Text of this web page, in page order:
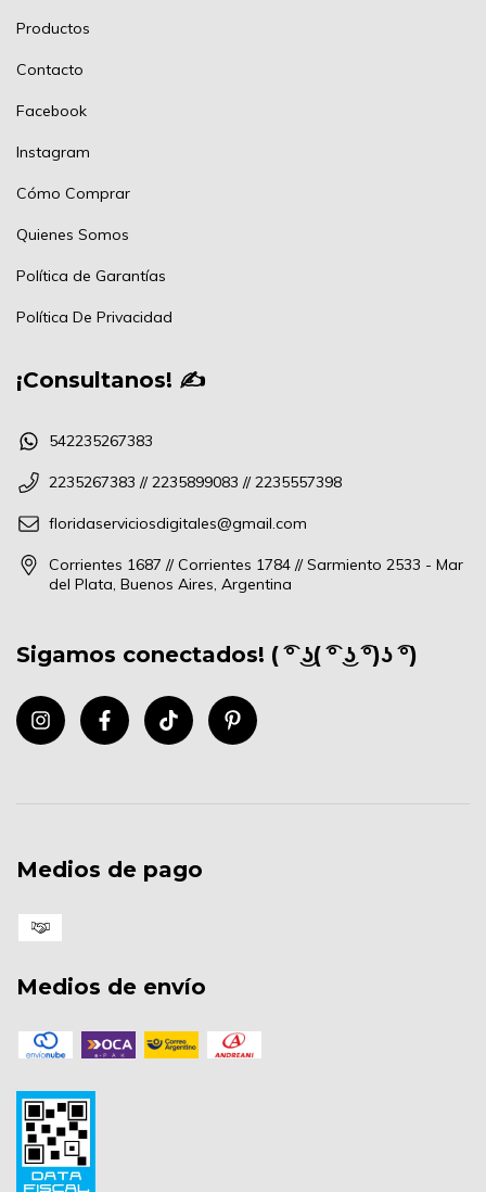
Productos
Contacto
Facebook
Instagram
Cómo Comprar
Quienes Somos
Política de Garantías
Política De Privacidad
¡Consultanos! ✍
542235267383
2235267383 // 2235899083 // 2235557398
floridaserviciosdigitales@gmail.com
Corrientes 1687 // Corrientes 1784 // Sarmiento 2533 - Mar
del Plata, Buenos Aires, Argentina
Sigamos conectados! ( ͡° ͜ʖ( ͡° ͜ʖ ͡°)ʖ ͡°)
Medios de pago
Medios de envío